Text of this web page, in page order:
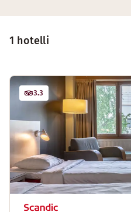
1 hotelli
3.3